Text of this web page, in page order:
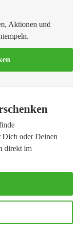
Aktionen und
Dich oder Deinen
direkt im